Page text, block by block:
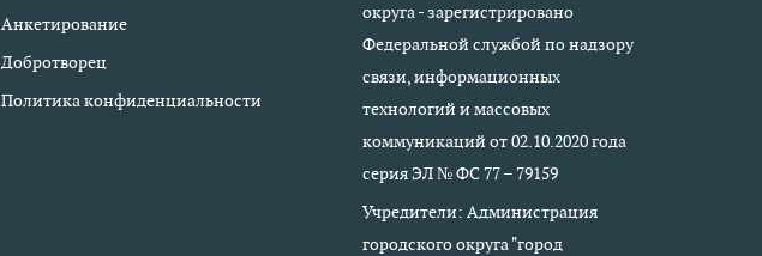
Анкетирование
Добротворец
Политика конфиденциальности
округа - зарегистрировано
Федеральной службой по надзору
связи, информационных
технологий и массовых
коммуникаций от 02.10.2020 года
серия ЭЛ № ФС 77 – 79159
Учредители: Администрация
городского округа "город